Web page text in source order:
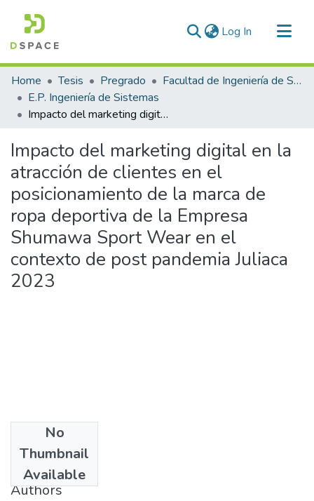
Log In (current)
Communities & Collections
All of DSpace
Statistics
Home Tesis Pregrado
Facultad de Ingeniería de Sistemas
E.P. Ingeniería de Sistemas
Impacto del marketing digital en la atracción de clientes en el posicionamiento de la marca de ropa deportiva de la Empresa Shumawa Sport Wear en el contexto de post pandemia Juliaca 2023
Impacto del marketing digital en la
atracción de clientes en el
posicionamiento de la marca de
ropa deportiva de la Empresa
Shumawa Sport Wear en el
contexto de post pandemia Juliaca
2023
No
Thumbnail
Available
2023
Authors